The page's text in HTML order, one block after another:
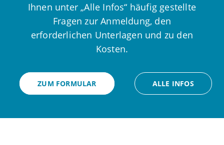
Ihnen unter „Alle Infos“ häufig gestellte
Fragen zur Anmeldung, den
erforderlichen Unterlagen und zu den
Kosten.
ZUM FORMULAR ALLE INFOS